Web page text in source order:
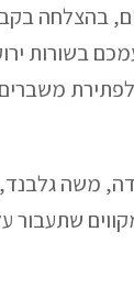
בהצלחה
בשורות
משה
שתעבור